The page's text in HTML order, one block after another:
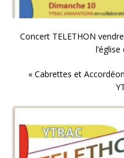
Concert TELETHON
l’église
« Cabrettes et